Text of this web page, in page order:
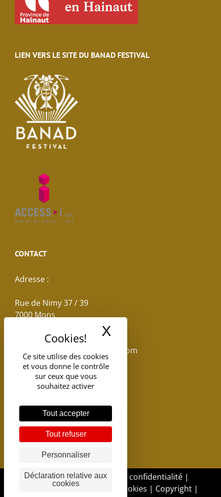
Ce site utilise des cookies
et vous donne le contrôle
sur ceux que vous
souhaitez activer
Tout accepter
Tout refuser
Personnaliser
Déclaration relative aux
cookies
X
LIEN VERS LE SITE DU BANAD FESTIVAL
CONTACT
Adresse :
Rue de Nimy 37 / 39
7000 Mons
reservations.losseau@gmail.com
Tel: +32(0)65.398.880
DGSI - 2017 |Politique de confidentialité |
Politique d'utilisation des cookies | Copyright |